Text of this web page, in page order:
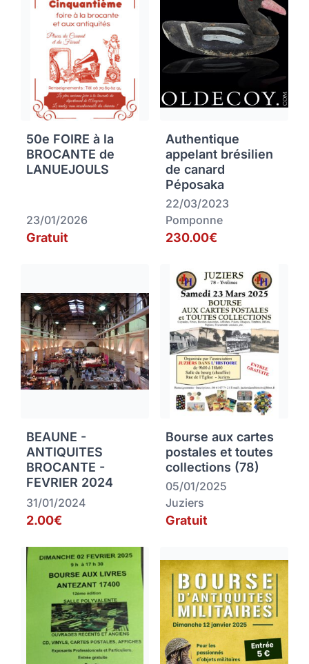
50e FOIRE à la
BROCANTE de
LANUEJOULS
23/01/2026
Gratuit
Authentique
appelant brésilien
de canard
Péposaka
22/03/2023
Pomponne
230.00€
BEAUNE -
ANTIQUITES
BROCANTE -
FEVRIER 2024
31/01/2024
2.00€
Bourse aux cartes
postales et toutes
collections (78)
05/01/2025
Juziers
Gratuit